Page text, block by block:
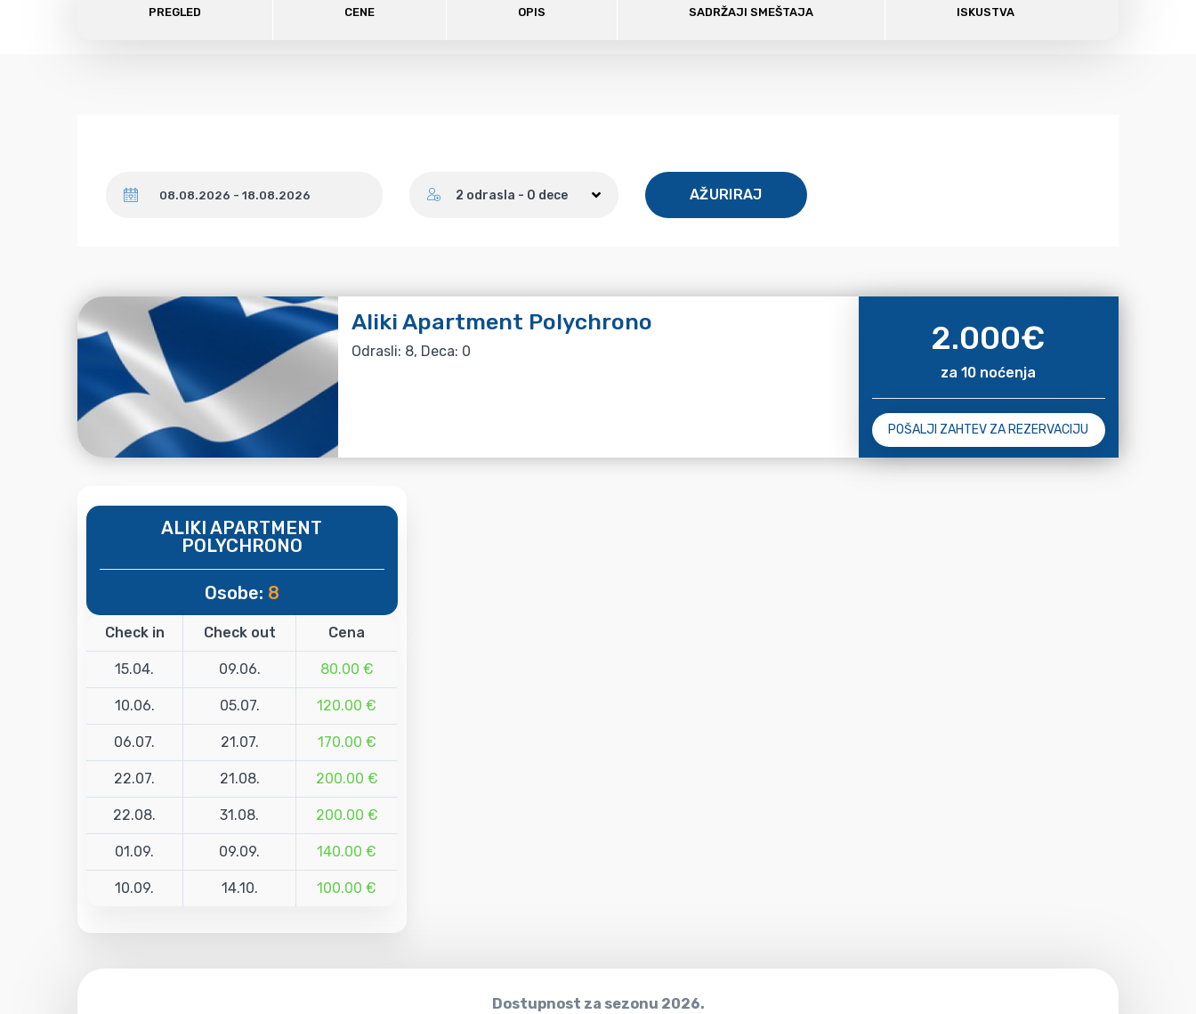
PREGLED CENE OPIS SADRŽAJI SMEŠTAJA ISKUSTVA
2 odrasla - 0 dece AŽURIRAJ
Aliki Apartment Polychrono
Odrasli: 8, Deca: 0 2.000€
za 10 noćenja
POŠALJI ZAHTEV ZA REZERVACIJU
ALIKI APARTMENT
POLYCHRONO
Osobe: 8
Check in Check out Cena
15.04. 09.06. 80.00 €
10.06. 05.07. 120.00 €
06.07. 21.07. 170.00 €
22.07. 21.08. 200.00 €
22.08. 31.08. 200.00 €
01.09. 09.09. 140.00 €
10.09. 14.10. 100.00 €
Dostupnost za sezonu 2026.